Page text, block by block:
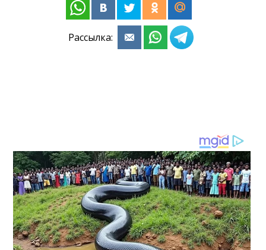
Рассылка: